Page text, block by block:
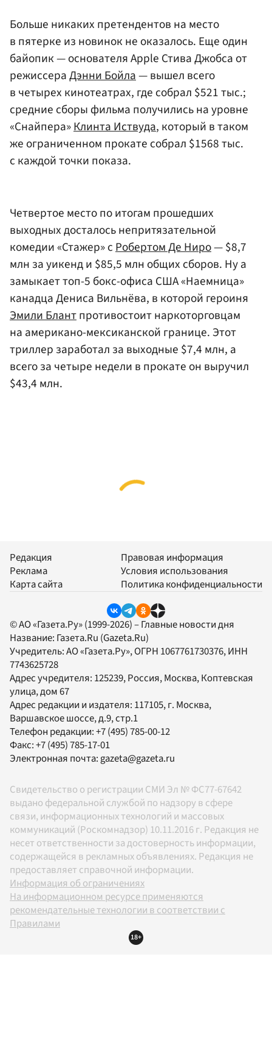
Больше никаких претендентов на место
в пятерке из новинок не оказалось. Еще один
байопик — основателя Apple Стива Джобса от
режиссераДэнни Бойла— вышел всего
в четырех кинотеатрах, где собрал $521 тыс.;
средние сборы фильма получились на уровне
«Снайпера»Клинта Иствуда, который в таком
же ограниченном прокате собрал $1568 тыс.
с каждой точки показа.
Четвертое место по итогам прошедших
выходных досталось непритязательной
комедии «Стажер» сРобертом Де Ниро— $8,7
млн за уикенд и $85,5 млн общих сборов. Ну а
замыкает топ-5 бокс-офиса США «Наемница»
канадца Дениса Вильнёва, в которой героиня
Эмили Блантпротивостоит наркоторговцам
на американо-мексиканской границе. Этот
триллер заработал за выходные $7,4 млн, а
всего за четыре недели в прокате он выручил
$43,4 млн.
Редакция
Реклама
Карта сайта
Правовая информация
Условия использования
Политика конфиденциальности
© АО «Газета.Ру» (1999-2026) – Главные новости дня
Название: Газета.Ru (Gazeta.Ru)
Учредитель:АО «Газета.Ру», ОГРН 1067761730376, ИНН
7743625728
Адрес учредителя: 125239, Россия, Москва, Коптевская
улица, дом 67
Адрес редакции и издателя: 117105, г. Москва,
Варшавское шоссе, д.9, стр.1
Телефон редакции:+7 (495) 785-00-12
Факс:+7 (495) 785-17-01
Электронная почта:gazeta@gazeta.ru
Свидетельство о регистрации СМИ Эл № ФС77-67642
выдано федеральной службой по надзору в сфере
связи, информационных технологий и массовых
коммуникаций (Роскомнадзор) 10.11.2016 г. Редакция не
несет ответственности за достоверность информации,
содержащейся в рекламных объявлениях. Редакция не
предоставляет справочной информации.
Информация об ограничениях
На информационном ресурсе применяются
рекомендательные технологии в соответствии с
Правилами
18+